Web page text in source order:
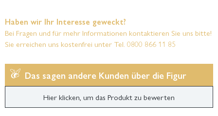
Haben wir Ihr Interesse geweckt?
Bei Fragen und für mehr Informationen kontaktieren Sie uns bitte!
Sie erreichen uns kostenfrei unter Tel. 0800 866 11 85
Das sagen andere Kunden über die Figur
Hier klicken, um das Produkt zu bewerten